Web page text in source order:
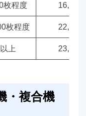
枚程度 16,000
枚程度 22,000
上 23,000
・複合機